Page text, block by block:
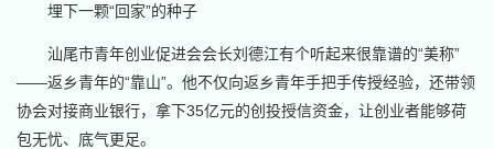
埋下一颗“回家”的种子
汕尾市青年创业促进会会长刘德江有个听起来很靠谱的“美称”
——返乡青年的“靠山”。他不仅向返乡青年手把手传授经验，还带领
协会对接商业银行，拿下35亿元的创投授信资金，让创业者能够荷
包无忧、底气更足。